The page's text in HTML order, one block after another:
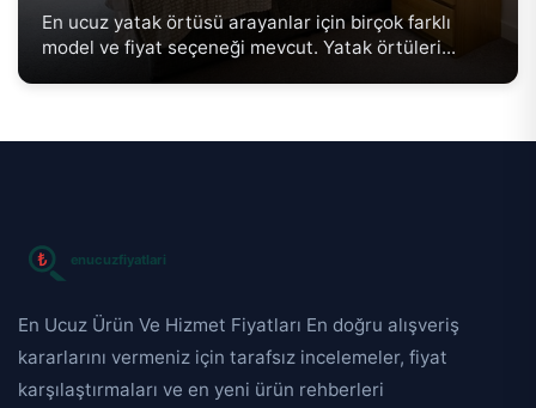
En ucuz yatak örtüsü arayanlar için birçok farklı
model ve fiyat seçeneği mevcut. Yatak örtüleri...
En Ucuz Ürün Ve Hizmet Fiyatları En doğru alışveriş
kararlarını vermeniz için tarafsız incelemeler, fiyat
karşılaştırmaları ve en yeni ürün rehberleri